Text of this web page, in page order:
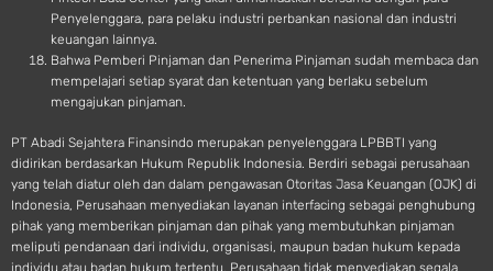
Penyelenggara, para pelaku industri perbankan nasional dan industri
keuangan lainnya.
Bahwa Pemberi Pinjaman dan Penerima Pinjaman sudah membaca dan
mempelajari setiap syarat dan ketentuan yang berlaku sebelum
mengajukan pinjaman.
PT Abadi Sejahtera Finansindo merupakan penyelenggara LPBBTI yang
didirikan berdasarkan Hukum Republik Indonesia. Berdiri sebagai perusahaan
yang telah diatur oleh dan dalam pengawasan Otoritas Jasa Keuangan (OJK) di
Indonesia, Perusahaan menyediakan layanan interfacing sebagai penghubung
pihak yang memberikan pinjaman dan pihak yang membutuhkan pinjaman
meliputi pendanaan dari individu, organisasi, maupun badan hukum kepada
individu atau badan hukum tertentu. Perusahaan tidak menyediakan segala